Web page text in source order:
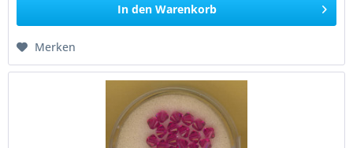
In den Warenkorb
Merken